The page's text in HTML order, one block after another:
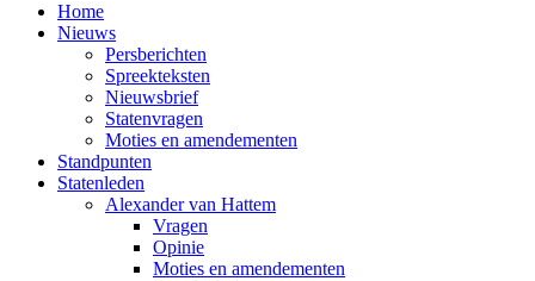
Home
Nieuws
Persberichten
Spreekteksten
Nieuwsbrief
Statenvragen
Moties en amendementen
Standpunten
Statenleden
Alexander van Hattem
Vragen
Opinie
Moties en amendementen